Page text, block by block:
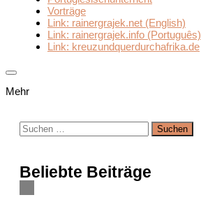
Vorträge
Link: rainergrajek.net (English)
Link: rainergrajek.info (Português)
Link: kreuzundquerdurchafrika.de
Mehr
Suchen
nach:
Beliebte Beiträge